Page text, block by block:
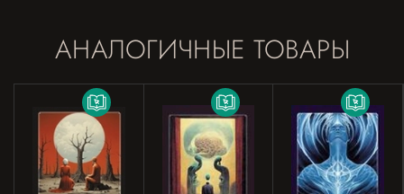
АНАЛОГИЧНЫЕ ТОВАРЫ